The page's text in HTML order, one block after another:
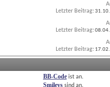
Letzter Beitrag:
Letzter Beitrag:
Letzter Beitrag:
BB-Codeist an.
Smileyssind an.